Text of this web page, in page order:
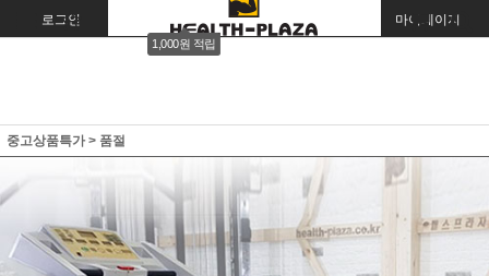
로그인 회원가입
1,000원 적립
주문조회 마이페이지
중고상품특가> 품절